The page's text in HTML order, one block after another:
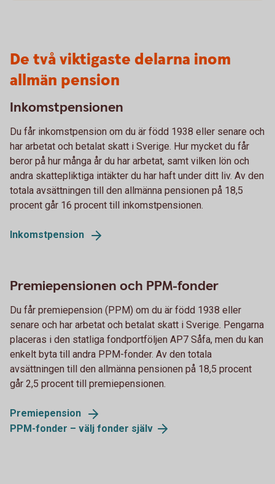
De två viktigaste delarna inom
allmän pension
Inkomstpensionen
Du får inkomstpension om du är född 1938 eller senare och
har arbetat och betalat skatt i Sverige. Hur mycket du får
beror på hur många år du har arbetat, samt vilken lön och
andra skattepliktiga intäkter du har haft under ditt liv. Av den
totala avsättningen till den allmänna pensionen på 18,5
procent går 16 procent till inkomstpensionen.
Inkomstpension
Premiepensionen och PPM-fonder
Du får premiepension (PPM) om du är född 1938 eller
senare och har arbetat och betalat skatt i Sverige. Pengarna
placeras i den statliga fondportföljen AP7 Såfa, men du kan
enkelt byta till andra PPM-fonder. Av den totala
avsättningen till den allmänna pensionen på 18,5 procent
går 2,5 procent till premiepensionen.
Premiepension
PPM-fonder – välj fonder själv